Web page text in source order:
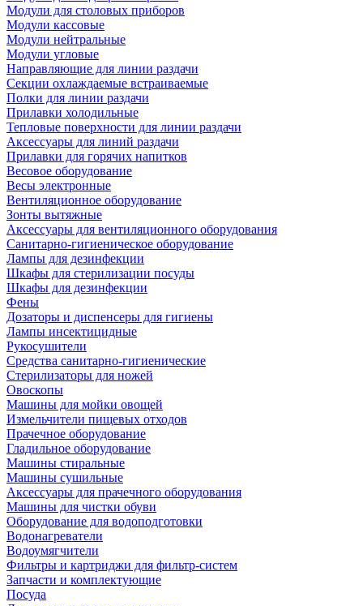
Модули для столовых приборов
Модули кассовые
Модули нейтральные
Модули угловые
Направляющие для линии раздачи
Секции охлаждаемые встраиваемые
Полки для линии раздачи
Прилавки холодильные
Тепловые поверхности для линии раздачи
Аксессуары для линий раздачи
Прилавки для горячих напитков
Весовое оборудование
Весы электронные
Вентиляционное оборудование
Зонты вытяжные
Аксессуары для вентиляционного оборудования
Санитарно-гигиеническое оборудование
Лампы для дезинфекции
Шкафы для стерилизации посуды
Шкафы для дезинфекции
Фены
Дозаторы и диспенсеры для гигиены
Лампы инсектицидные
Рукосушители
Средства санитарно-гигиенические
Стерилизаторы для ножей
Овоскопы
Машины для мойки овощей
Измельчители пищевых отходов
Прачечное оборудование
Гладильное оборудование
Машины стиральные
Машины сушильные
Аксессуары для прачечного оборудования
Машины для чистки обуви
Оборудование для водоподготовки
Водонагреватели
Водоумягчители
Фильтры и картриджи для фильтр-систем
Запчасти и комплектующие
Посуда